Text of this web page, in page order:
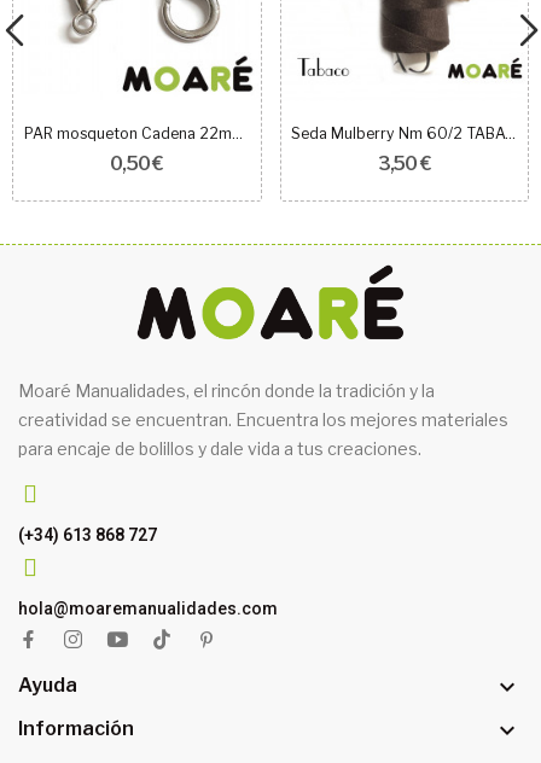
PAR mosqueton Cadena 22mm plata
0,50 €
Seda Mulberry Nm 60/2 TABACO 200m
3,50 €
Moaré Manualidades, el rincón donde la tradición y la
creatividad se encuentran. Encuentra los mejores materiales
para encaje de bolillos y dale vida a tus creaciones.
(+34) 613 868 727
hola@moaremanualidades.com
Ayuda 
Información 